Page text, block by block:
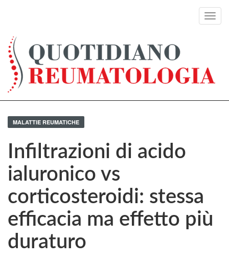
MALATTIE REUMATICHE
Infiltrazioni di acido
ialuronico vs
corticosteroidi: stessa
efficacia ma effetto più
duraturo